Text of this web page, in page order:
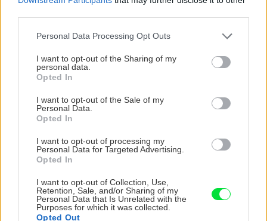
Please note that this website/app uses one or more Google
not limited to your visit or usage behaviour. You may click to
grant or deny consent to Google and its third-party tags to
use your data for below specified purposes in below Google
consent section.
Personal Data Processing Opt Outs
I want to opt-out of the Sharing of my
personal data.
Opted In
I want to opt-out of the Sale of my
Personal Data.
Opted In
I want to opt-out of processing my
Personal Data for Targeted Advertising.
Opted In
I want to opt-out of Collection, Use,
Retention, Sale, and/or Sharing of my
Personal Data that Is Unrelated with the
Purposes for which it was collected.
Opted Out
Podkladový hranol – mäkké drevo
shutterstock.com
Podkladový hranol – exotické drevo
Na tvrdé terasové/fasádne dosky. Drevo ako